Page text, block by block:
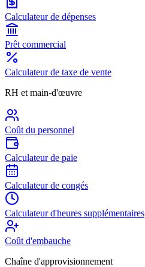
Calculateur de dépenses
Prêt commercial
Calculateur de taxe de vente
RH et main-d'œuvre
Coût du personnel
Calculateur de paie
Calculateur de congés
Calculateur d'heures supplémentaires
Coût d'embauche
Chaîne d'approvisionnement